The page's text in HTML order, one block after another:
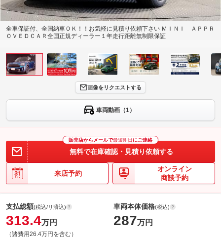
全車保証付、全国納車ＯＫ！！お気軽に見積り依頼下さい ＭＩＮＩ ＡＰＰＲ
ＯＶＥＤＣＡＲ全国正規ディーラー１年走行距離無制限保証
画像をリクエストする
車両動画（1）
販売店からメールで最短即日 にご連絡
無料で在庫確認・見積り依頼する
来店予約
オンライン
商談予約
支払総額(税込/リ済込)
313.4万円
（諸費用26.4万円を含む）
車両本体価格(税込)
287万円